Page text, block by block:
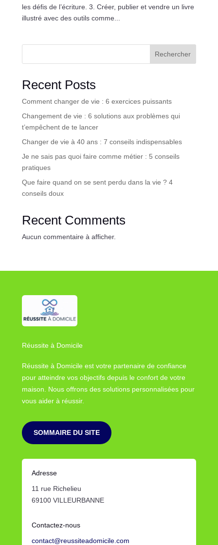
les défis de l’écriture. 3. Créer, publier et vendre un livre
illustré avec des outils comme...
Rechercher
Recent Posts
Comment changer de vie : 6 exercices puissants
Changement de vie : 6 solutions aux problèmes qui
t’empêchent de te lancer
Changer de vie à 40 ans : 7 conseils indispensables
Je ne sais pas quoi faire comme métier : 5 conseils
pratiques
Que faire quand on se sent perdu dans la vie ? 4
conseils doux
Recent Comments
Aucun commentaire à afficher.
Réussite à Domicile
Réussite à Domicile est votre partenaire de confiance
pour atteindre vos objectifs depuis le confort de votre
maison. Nous offrons des solutions personnalisées pour
vous aider à réussir.
SOMMAIRE DU SITE
Adresse
11 rue Richelieu
69100 VILLEURBANNE
Contactez-nous
contact@reussiteadomicile.com